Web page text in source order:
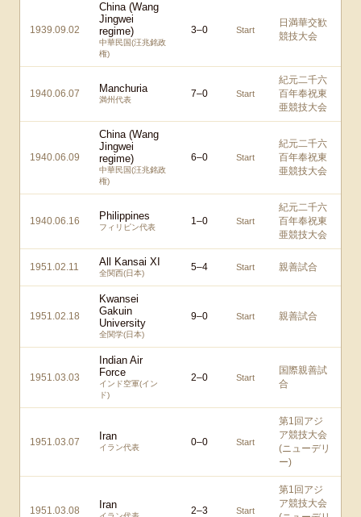
1939.09.02
China (Wang
Jingwei
regime)
中華民国(汪兆銘政
権)
3–0 Start
日満華交歓
競技大会
1940.06.07 Manchuria
満州代表
7–0 Start
紀元二千六
百年奉祝東
亜競技大会
1940.06.09
China (Wang
Jingwei
regime)
中華民国(汪兆銘政
権)
6–0 Start
紀元二千六
百年奉祝東
亜競技大会
1940.06.16 Philippines
フィリピン代表
1–0 Start
紀元二千六
百年奉祝東
亜競技大会
1951.02.11 All Kansai XI
全関西(日本)
5–4 Start 親善試合
1951.02.18
Kwansei
Gakuin
University
全関学(日本)
9–0 Start 親善試合
1951.03.03
Indian Air
Force
インド空軍(イン
ド)
2–0 Start
国際親善試
合
1951.03.07 Iran
イラン代表 0–0 Start
第1回アジ
ア競技大会
(ニューデリ
ー)
1951.03.08 Iran 2–3 Start
第1回アジ
ア競技大会